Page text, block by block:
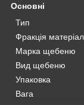
Основні
Тип
Фракція
Марка щебеню
Вид щебеню
Упаковка
Вага